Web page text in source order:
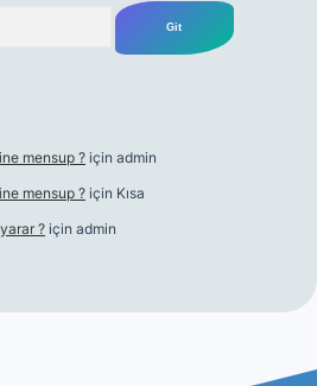
mensup ? için admin
mensup ? için Kısa
? için admin